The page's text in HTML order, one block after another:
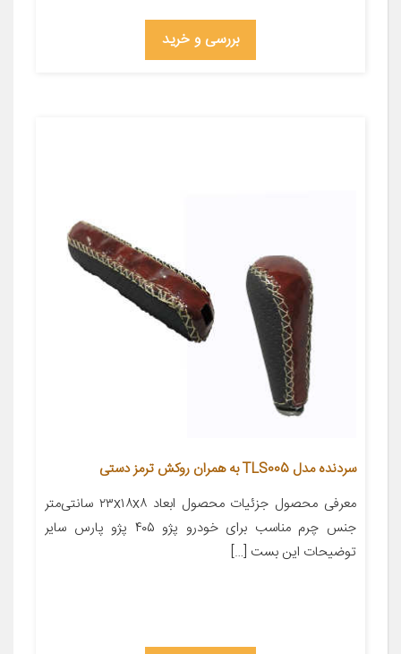
بررسی و خرید
سردنده مدل TLS005 به همران روکش ترمز دستی
معرفی محصول جزئیات محصول ابعاد ۲۳x۱۸x۸ سانتی‌متر
جنس چرم مناسب برای خودرو پژو ۴۰۵ پژو پارس سایر
توضیحات این بست […]